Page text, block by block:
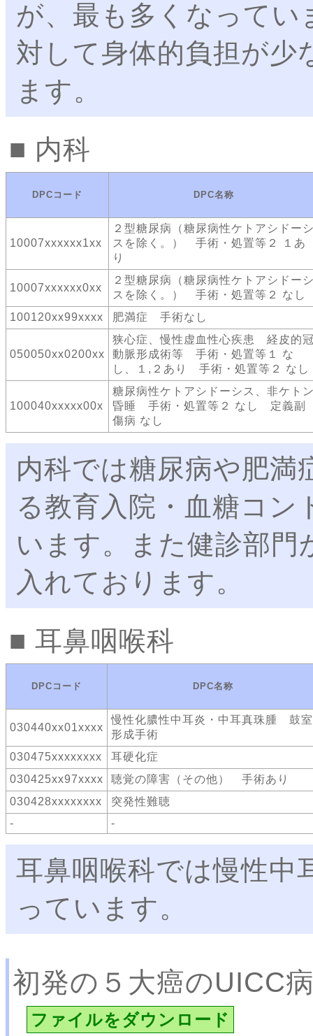
が、最も多くなってい
対して身体的負担が少
ます。
内科
DPCコード DPC名称
10007xxxxxx1xx
２型糖尿病（糖尿病性ケトアシドー
スを除く。） 手術・処置等２ １あ
り
10007xxxxxx0xx
２型糖尿病（糖尿病性ケトアシドー
スを除く。） 手術・処置等２ なし
100120xx99xxxx
肥満症 手術なし
050050xx0200xx
狭心症、慢性虚血性心疾患 経皮的
動脈形成術等 手術・処置等１ な
し、１,２あり 手術・処置等２ なし
100040xxxxx00x
糖尿病性ケトアシドーシス、非ケト
昏睡 手術・処置等２ なし 定義副
傷病 なし
内科では糖尿病や肥満
る教育入院・血糖コン
います。また健診部門
入れております。
耳鼻咽喉科
DPCコード DPC名称
030440xx01xxxx
慢性化膿性中耳炎・中耳真珠腫 鼓室
形成手術
030475xxxxxxxx
耳硬化症
030425xx97xxxx
聴覚の障害（その他） 手術あり
030428xxxxxxxx
突発性難聴
-
-
耳鼻咽喉科では慢性中
っています。
初発の５大癌のUICC
ファイルをダウンロード